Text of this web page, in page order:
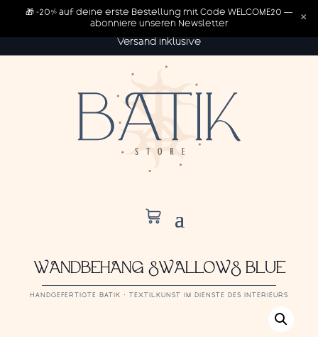
Versand inklusive
WANDBEHANG SWALLOWS BLUE
HANDGEFERTIGTE BATIK · TEXTILKUNST IM DIENSTE DES INTERIEURS
🎁 -20% auf deine erste Bestellung mit Code WELCOME20 —
abonniere unseren Newsletter
×